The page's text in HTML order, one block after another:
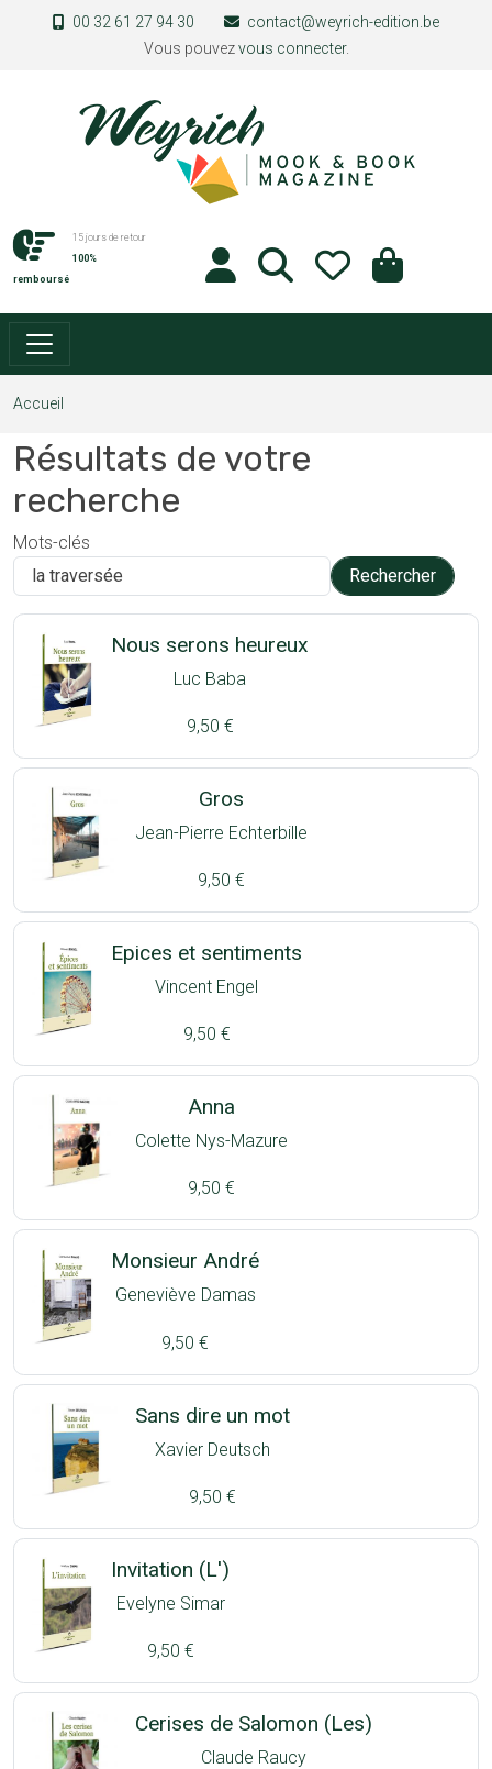
Aller au contenu principal
00 32 61 27 94 30
contact@weyrich-edition.be
Vous pouvezvous connecter.
15 jours de retour
100%
remboursé
Accueil
Résultats de votre
recherche
Mots-clés
Nous serons heureux
Luc Baba
9,50 €
Gros
Jean-Pierre Echterbille
9,50 €
Epices et sentiments
Vincent Engel
9,50 €
Anna
Colette Nys-Mazure
9,50 €
Monsieur André
Geneviève Damas
9,50 €
Sans dire un mot
Xavier Deutsch
9,50 €
Invitation (L')
Evelyne Simar
9,50 €
Cerises de Salomon (Les)
Claude Raucy